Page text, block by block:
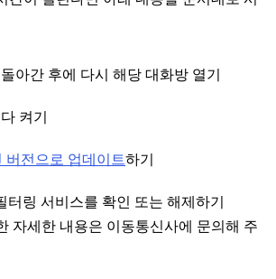
아간 후에 다시 해당 대화방 열기
켜기
버전으로 업데이트하기
터링 서비스를 확인 또는 해제하기
자세한 내용은 이동통신사에 문의해 주